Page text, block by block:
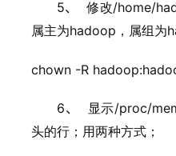
5、 修改/home/
属主为hadoop ，属组为
chown -R
6、 显示/proc/
头的行；用两种方式；